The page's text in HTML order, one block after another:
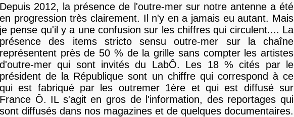
Depuis 2012, la présence de l'outre-mer sur notre antenne a été
en progression très clairement. Il n'y en a jamais eu autant. Mais
je pense qu'il y a une confusion sur les chiffres qui circulent.... La
présence des items stricto sensu outre-mer sur la chaîne
représentent près de 50 % de la grille sans compter les artistes
d'outre-mer qui sont invités du LabÔ. Les 18 % cités par le
président de la République sont un chiffre qui correspond à ce
qui est fabriqué par les outremer 1ère et qui est diffusé sur
France Ô. IL s'agit en gros de l'information, des reportages qui
sont diffusés dans nos magazines et de quelques documentaires.